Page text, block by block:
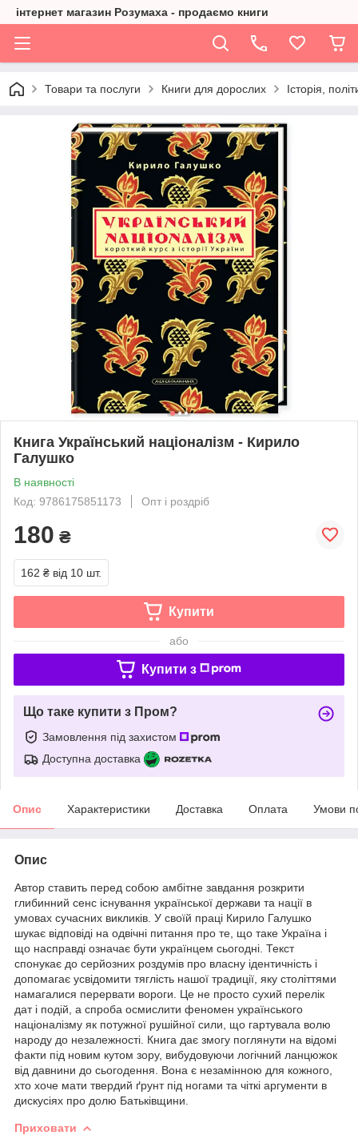
інтернет магазин Розумаха - продаємо книги
Товари та послуги Книги для дорослих Історія,
Книга Український націоналізм - Кирило
Галушко
В наявності
Код: 9786175851173
Опт і роздріб
180 ₴
162 ₴ від 10 шт.
Купити
або
Купити з
Що таке купити з Пром?
Замовлення під захистом
Доступна доставка
Опис Характеристики Доставка Оплата Умови
Опис
Автор ставить перед собою амбітне завдання розкрити
глибинний сенс існування української держави та нації в
умовах сучасних викликів. У своїй праці Кирило Галушко
шукає відповіді на одвічні питання про те, що таке Україна і
що насправді означає бути українцем сьогодні. Текст
спонукає до серйозних роздумів про власну ідентичність і
допомагає усвідомити тяглість нашої традиції, яку століттями
намагалися перервати вороги. Це не просто сухий перелік
дат і подій, а спроба осмислити феномен українського
націоналізму як потужної рушійної сили, що гартувала волю
народу до незалежності. Книга дає змогу поглянути на відомі
факти під новим кутом зору, вибудовуючи логічний ланцюжок
від давнини до сьогодення. Вона є незамінною для кожного,
хто хоче мати твердий ґрунт під ногами та чіткі аргументи в
дискусіях про долю Батьківщини.
Приховати